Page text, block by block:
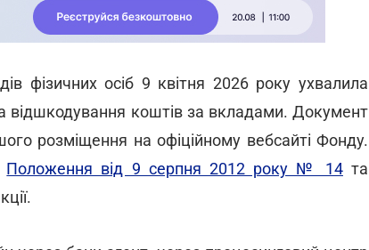
фізичних осіб 9 квітня 2026 року ухвалила
відшкодування коштів за вкладами. Документ
розміщення на офіційному вебсайті Фонду.
Положення від 9 серпня 2012 року № 14та